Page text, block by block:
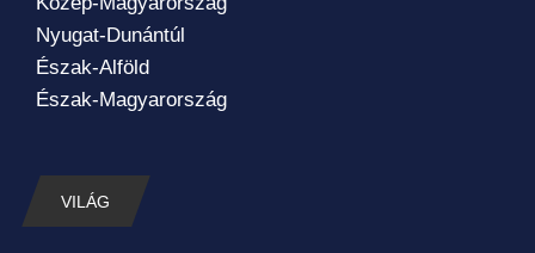
Nyugat-Dunántúl
Észak-Alföld
Észak-Magyarország
VILÁG